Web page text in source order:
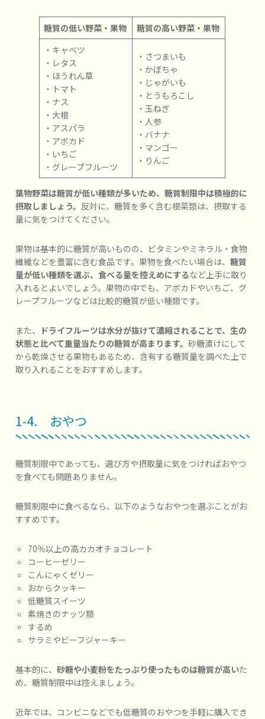
糖質の低い野菜・果物
糖質の高い野菜・果物
・キャベツ
・レタス
・ほうれん草
・トマト
・ナス
・大根
・アスパラ
・アボカド
・いちご
・グレープフルーツ
・さつまいも
・かぼちゃ
・じゃがいも
・とうもろこし
・玉ねぎ
・人参
・バナナ
・マンゴー
・りんご
葉物野菜は糖質が低い種類が多いため、糖質制限中は積極的に
摂取しましょう。 反対に、糖質を多く含む根菜類は、摂取する
量に気をつけてください。
果物は基本的に糖質が高いものの、ビタミンやミネラル・食物
繊維などを豊富に含む食品です。果物を食べたい場合は、糖質
量が低い種類を選ぶ、食べる量を控えめにするなど上手に取り
入れるとよいでしょう。果物の中でも、アボカドやいちご、グ
レープフルーツなどは比較的糖質が低い種類です。
また、
ドライフルーツは水分が抜けて濃縮されることで、生の
状態と比べて重量当たりの糖質が高まります。砂糖漬けにして
から乾燥させる果物もあるため、含有する糖質量を調べた上で
取り入れることをおすすめします。
1-4. おやつ
糖質制限中であっても、選び方や摂取量に気をつければおやつ
を食べても問題ありません。
糖質制限中に食べるなら、以下のようなおやつを選ぶことがお
すすめです。
70％以上の高カカオチョコレート
コーヒーゼリー
こんにゃくゼリー
おからクッキー
低糖質スイーツ
素焼きのナッツ類
するめ
サラミやビーフジャーキー
基本的に、砂糖や小麦粉をたっぷり使ったものは糖質が高いた
め、糖質制限中は控えましょう。
近年では、コンビニなどでも低糖質のおやつを手軽に購入でき